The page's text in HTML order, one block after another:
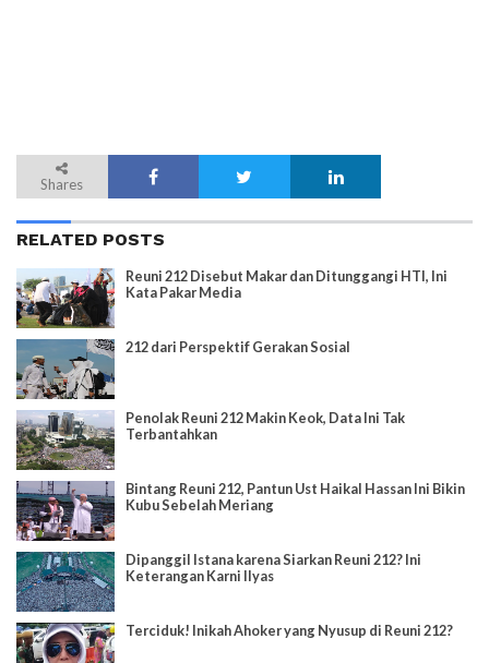
Shares
RELATED POSTS
Reuni 212 Disebut Makar dan Ditunggangi HTI, Ini
Kata Pakar Media
212 dari Perspektif Gerakan Sosial
Penolak Reuni 212 Makin Keok, Data Ini Tak
Terbantahkan
Bintang Reuni 212, Pantun Ust Haikal Hassan Ini Bikin
Kubu Sebelah Meriang
Dipanggil Istana karena Siarkan Reuni 212? Ini
Keterangan Karni Ilyas
Terciduk! Inikah Ahoker yang Nyusup di Reuni 212?